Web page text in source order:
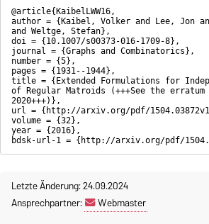
@article{KaibelLWW16,
author = {Kaibel, Volker and Lee, Jon
and Weltge, Stefan},
doi = {10.1007/s00373-016-1709-8},
journal = {Graphs and Combinatorics},
number = {5},
pages = {1931--1944},
title = {Extended Formulations for
of Regular Matroids (+++See the
2020+++)},
url = {http://arxiv.org/pdf/
volume = {32},
year = {2016},
bdsk-url-1 = {http://arxiv.org/pdf/
Letzte Änderung: 24.09.2024
Ansprechpartner:
Webmaster